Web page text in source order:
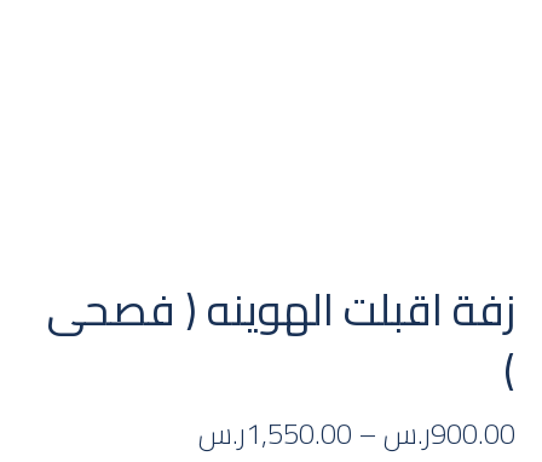
زفة اقبلت الهوينه ( فصحى
)
900.00ر.س–
1,550.00ر.س